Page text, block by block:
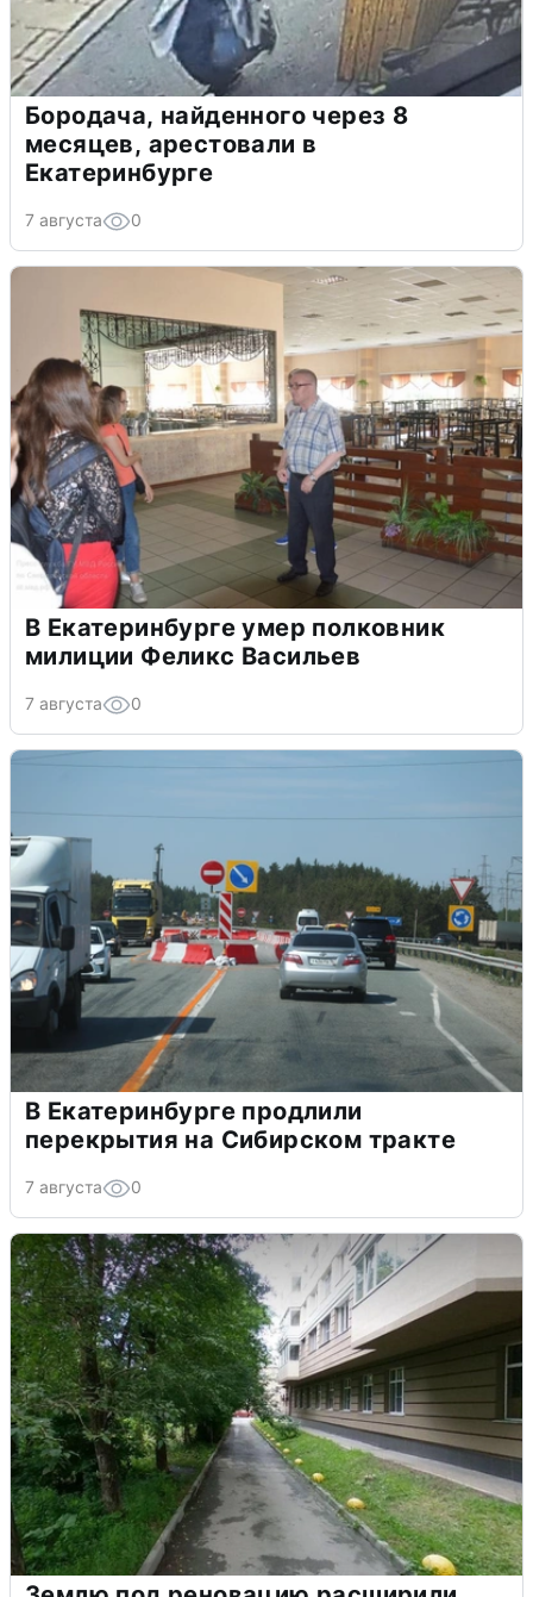
Бородача, найденного через 8
месяцев, арестовали в
Екатеринбурге
7 августа 0
В Екатеринбурге умер полковник
милиции Феликс Васильев
7 августа 0
В Екатеринбурге продлили
перекрытия на Сибирском тракте
7 августа 0